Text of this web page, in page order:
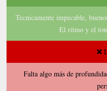
Tecnicamente impecable,
El ritmo y el
Falta algo más de